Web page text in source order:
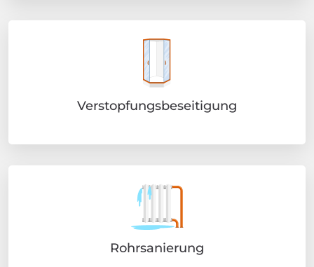
Verstopfungsbeseitigung
Rohrsanierung